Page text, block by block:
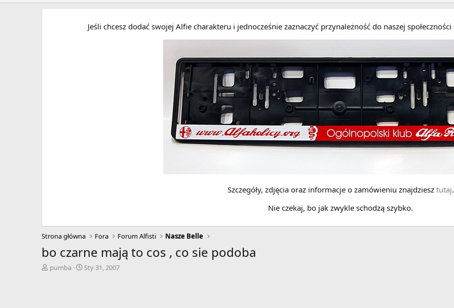
Jeśli chcesz dodać swojej Alfie charakteru i jednocześnie zaznaczyć przynależność do naszej
Szczegóły, zdjęcia oraz informacje o zamówieniu znajdziesz tutaj.
Nie czekaj, bo jak zwykle schodzą szybko.
Strona główna Fora Forum Alfisti Nasze Belle
bo czarne mają to cos , co sie podoba
A
pumba
D
Sty 31, 2007